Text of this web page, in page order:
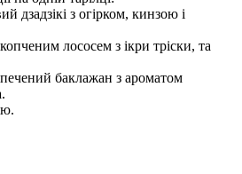
дзадзікі з огірком, кинзою і
лососем з ікри тріски, та
баклажан з ароматом